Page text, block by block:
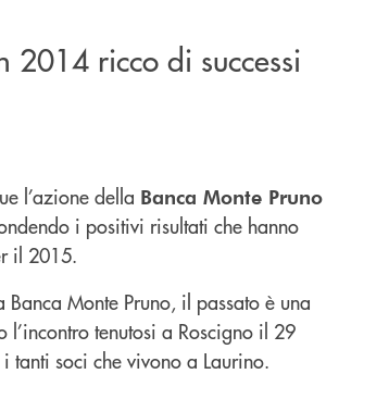
2014 ricco di successi
l’azione della Banca Monte Pruno
i positivi risultati che hanno
il 2015.
Monte Pruno, il passato è una
tenutosi a Roscigno il 29
tanti soci che vivono a Laurino.